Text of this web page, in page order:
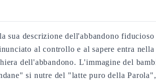
sua descrizione dell'abbandono
al controllo e al sapere entra
dell'abbandono. L'immagine del
si nutre del "latte puro della